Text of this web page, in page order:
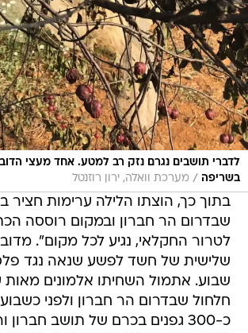
לדברי תושבים נגרם נזק רב למטע. אחד מעצי
בשריפה / מערכת וואלה, ירון רוזנטל
בתוך כך, הוצתו הלילה ערימות
שבדרום הר חברון ובמקום רוססה
לטרור החקלאי, נגיע לכל מקום".
שלישית של חשד לפשע שנאה נגד
שבוע. אתמול השחיתו אלמונים
חלחול שבדרום הר חברון ולפני
כ-300 גפנים בכרם של תושב